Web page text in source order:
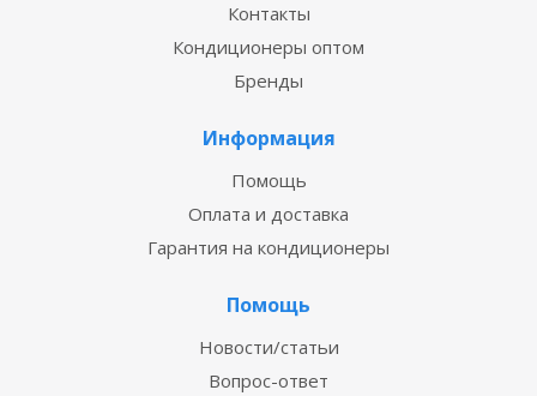
Контакты
Кондиционеры оптом
Бренды
Информация
Помощь
Оплата и доставка
Гарантия на кондиционеры
Помощь
Новости/статьи
Вопрос-ответ